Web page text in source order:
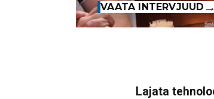
VAATA INTERVJUUD
Lajata